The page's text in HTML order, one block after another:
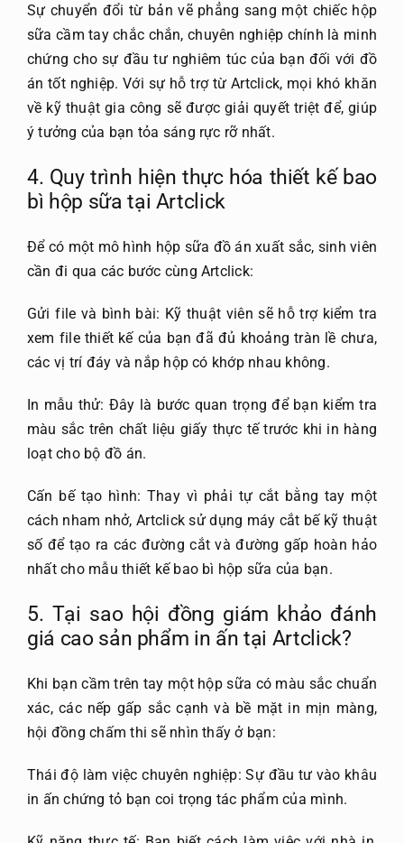
Sự chuyển đổi từ bản vẽ phẳng sang một chiếc hộp
sữa cầm tay chắc chắn, chuyên nghiệp chính là minh
chứng cho sự đầu tư nghiêm túc của bạn đối với đồ
án tốt nghiệp. Với sự hỗ trợ từ Artclick, mọi khó khăn
về kỹ thuật gia công sẽ được giải quyết triệt để, giúp
ý tưởng của bạn tỏa sáng rực rỡ nhất.
4. Quy trình hiện thực hóa thiết kế bao
bì hộp sữa tại Artclick
Để có một mô hình hộp sữa đồ án xuất sắc, sinh viên
cần đi qua các bước cùng Artclick:
Gửi file và bình bài: Kỹ thuật viên sẽ hỗ trợ kiểm tra
xem file thiết kế của bạn đã đủ khoảng tràn lề chưa,
các vị trí đáy và nắp hộp có khớp nhau không.
In mẫu thử: Đây là bước quan trọng để bạn kiểm tra
màu sắc trên chất liệu giấy thực tế trước khi in hàng
loạt cho bộ đồ án.
Cấn bế tạo hình: Thay vì phải tự cắt bằng tay một
cách nham nhở, Artclick sử dụng máy cắt bế kỹ thuật
số để tạo ra các đường cắt và đường gấp hoàn hảo
nhất cho mẫu thiết kế bao bì hộp sữa của bạn.
5. Tại sao hội đồng giám khảo đánh
giá cao sản phẩm in ấn tại Artclick?
Khi bạn cầm trên tay một hộp sữa có màu sắc chuẩn
xác, các nếp gấp sắc cạnh và bề mặt in mịn màng,
hội đồng chấm thi sẽ nhìn thấy ở bạn:
Thái độ làm việc chuyên nghiệp: Sự đầu tư vào khâu
in ấn chứng tỏ bạn coi trọng tác phẩm của mình.